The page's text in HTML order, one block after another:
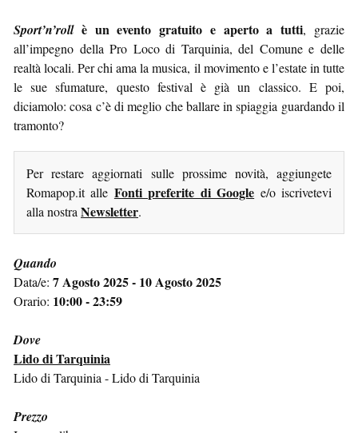
Sport’n’rollè un evento gratuito e aperto a tutti, grazie
all’impegno della Pro Loco di Tarquinia, del Comune e delle
realtà locali. Per chi ama la musica, il movimento e l’estate in tutte
le sue sfumature, questo festival è già un classico. E poi,
diciamolo: cosa c’è di meglio che ballare in spiaggia guardando il
tramonto?
Per restare aggiornati sulle prossime novità, aggiungete
Romapop.it alle Fonti preferite di Google e/o iscrivetevi
alla nostra Newsletter.
Quando
Data/e: 7 Agosto 2025 - 10 Agosto 2025
Orario: 10:00 - 23:59
Dove
Lido di Tarquinia
Lido di Tarquinia - Lido di Tarquinia
Prezzo